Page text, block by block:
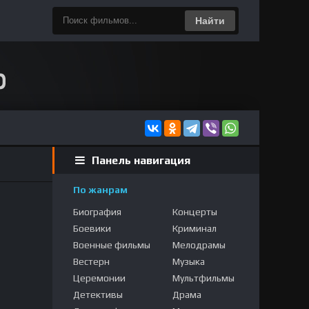
Найти
Панель навигация
По жанрам
Биография
Боевики
Военные фильмы
Вестерн
Церемонии
Детективы
Концерты
Криминал
Мелодрамы
Музыка
Мультфильмы
Драма